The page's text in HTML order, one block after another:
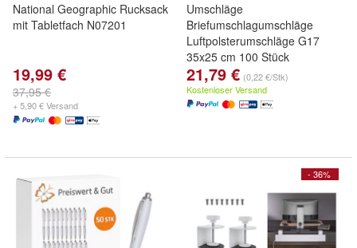
National Geographic Rucksack
mit Tabletfach N07201
19,99 €
37,95 €
+ 5,90 € Versand
Umschläge
Briefumschlagumschläge
Luftpolsterumschläge G17
35x25 cm 100 Stück
21,79 € (0,22 €/Stk)
Kostenloser Versand
- 36%